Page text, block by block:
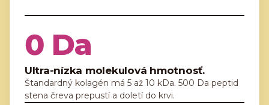
0 Da
Ultra-nízka molekulová hmotnosť.
Štandardný kolagén má 5 až 10 kDa. 500 Da peptid
stena čreva prepustí a doletí do krvi.